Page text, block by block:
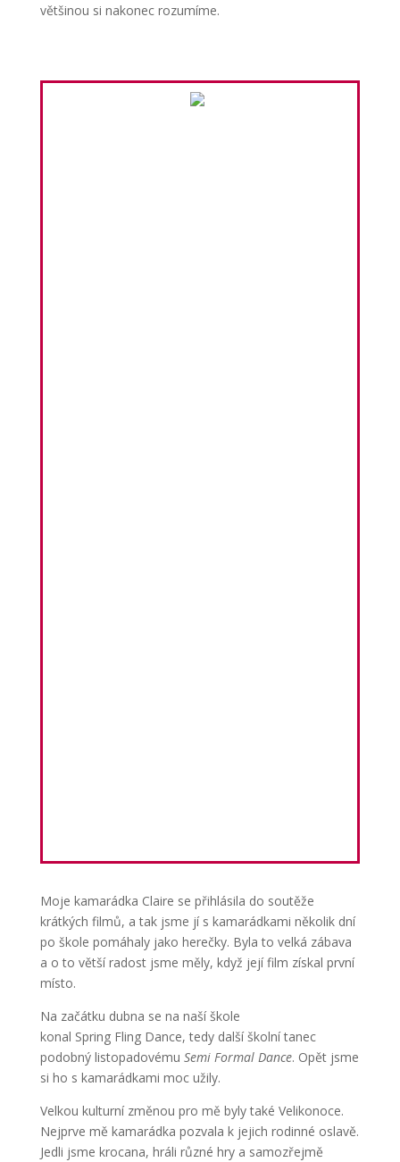
většinou si nakonec rozumíme.
Moje kamarádka Claire se přihlásila do soutěže
krátkých filmů, a tak jsme jí s kamarádkami několik dní
po škole pomáhaly jako herečky. Byla to velká zábava
a o to větší radost jsme měly, když její film získal první
místo.
Na začátku dubna se na naší škole
konal Spring Fling Dance, tedy další školní tanec
podobný listopadovému Semi Formal Dance. Opět jsme
si ho s kamarádkami moc užily.
Velkou kulturní změnou pro mě byly také Velikonoce.
Nejprve mě kamarádka pozvala k jejich rodinné oslavě.
Jedli jsme krocana, hráli různé hry a samozřejmě